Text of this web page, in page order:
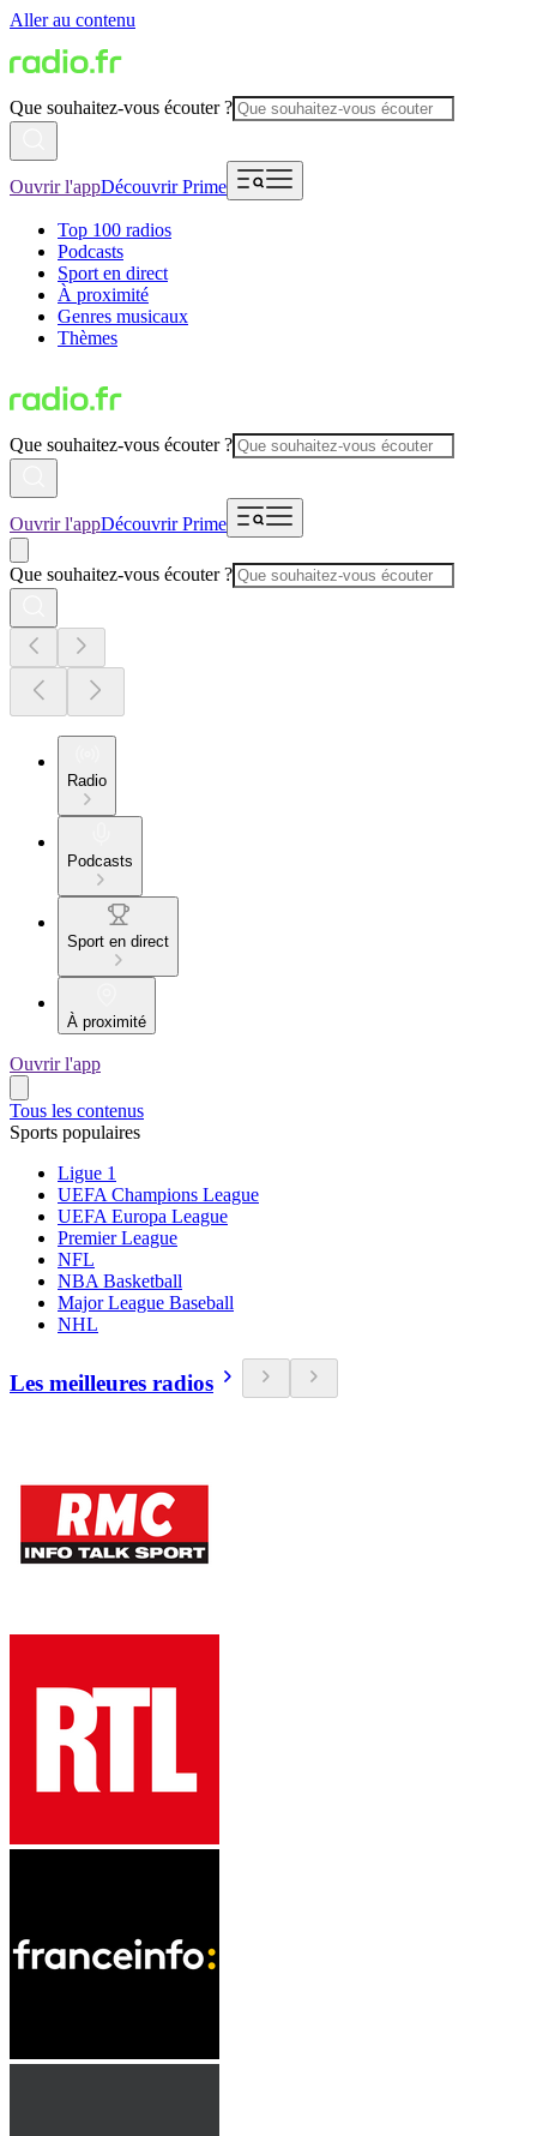
Aller au contenu
Que souhaitez-vous écouter ?
Ouvrir l'appDécouvrir Prime
Top 100 radios
Podcasts
Sport en direct
À proximité
Genres musicaux
Thèmes
Que souhaitez-vous écouter ?
Ouvrir l'appDécouvrir Prime
Que souhaitez-vous écouter ?
Radio
Podcasts
Sport en direct
À proximité
Ouvrir l'app
Tous les contenus
Sports populaires
Ligue 1
UEFA Champions League
UEFA Europa League
Premier League
NFL
NBA Basketball
Major League Baseball
NHL
Les meilleures radios